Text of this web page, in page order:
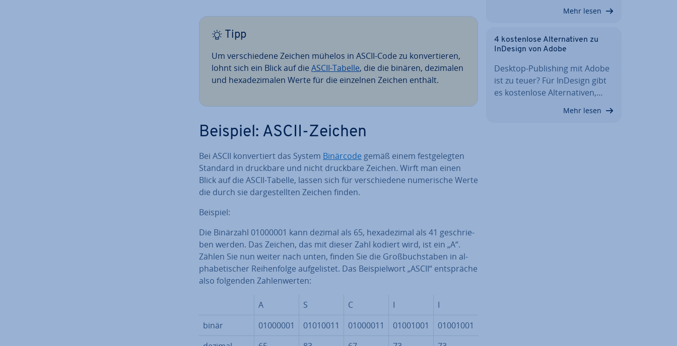
Tipp
Um ver­schie­de­ne Zeichen mühelos in ASCII-Code zu kon­ver­tie­ren,
lohnt sich ein Blick auf die ASCII-Tabelle, die die binären, dezimalen
und he­xa­de­zi­ma­len Werte für die einzelnen Zeichen enthält.
Beispiel: ASCII-Zeichen
Bei ASCII kon­ver­tiert das System Binärcode gemäß einem fest­ge­leg­ten
Standard in druckbare und nicht druckbare Zeichen. Wirft man einen
Blick auf die ASCII-Tabelle, lassen sich für ver­schie­de­ne nu­me­ri­sche Werte
die durch sie dar­ge­stell­ten Zeichen finden.
Beispiel:
Die Binärzahl 01000001 kann dezimal als 65, he­xa­de­zi­mal als 41 ge­schrie­
ben werden. Das Zeichen, das mit dieser Zahl kodiert wird, ist ein „A“.
Zählen Sie nun weiter nach unten, finden Sie die Groß­buch­sta­ben in al­
pha­be­ti­scher Rei­hen­fol­ge auf­ge­lis­tet. Das Bei­spiel­wort „ASCII“ ent­sprä­che
also folgenden Zah­len­wer­ten:
A S C I
I
binär
01000001 01010011 01000011 01001001
01001001
Mehr lesen
4 kos­ten­lo­se Al­ter­na­ti­ven zu
InDesign von Adobe
Desktop-Pu­bli­shing mit Adobe
ist zu teuer? Für InDesign gibt
es kos­ten­lo­se Al­ter­na­ti­ven,…
Mehr lesen